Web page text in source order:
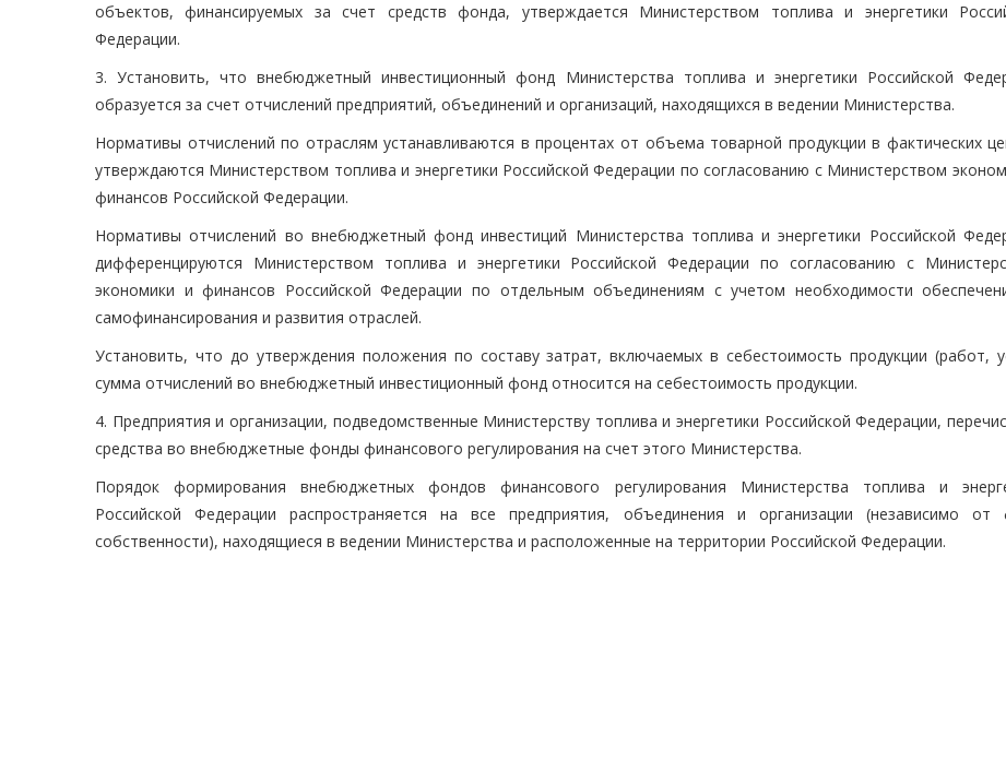
объектов, финансируемых за счет средств фонда, утверждается Министерством топлива и энергетики
Федерации.
3. Установить, что внебюджетный инвестиционный фонд Министерства топлива и энергетики Российской
образуется за счет отчислений предприятий, объединений и организаций, находящихся в ведении Министерства.
Нормативы отчислений по отраслям устанавливаются в процентах от объема товарной продукции в фактических
утверждаются Министерством топлива и энергетики Российской Федерации по согласованию с Министерством
финансов Российской Федерации.
Нормативы отчислений во внебюджетный фонд инвестиций Министерства топлива и энергетики Российской
дифференцируются Министерством топлива и энергетики Российской Федерации по согласованию с
экономики и финансов Российской Федерации по отдельным объединениям с учетом необходимости
самофинансирования и развития отраслей.
Установить, что до утверждения положения по составу затрат, включаемых в себестоимость продукции (работ,
сумма отчислений во внебюджетный инвестиционный фонд относится на себестоимость продукции.
4. Предприятия и организации, подведомственные Министерству топлива и энергетики Российской Федерации,
средства во внебюджетные фонды финансового регулирования на счет этого Министерства.
Порядок формирования внебюджетных фондов финансового регулирования Министерства топлива и
Российской Федерации распространяется на все предприятия, объединения и организации (независимо от
собственности), находящиеся в ведении Министерства и расположенные на территории Российской Федерации.